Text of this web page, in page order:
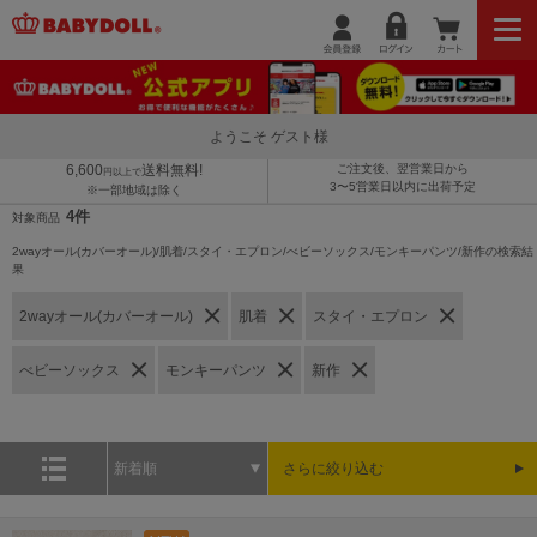
ようこそ ゲスト様
6,600 円以上で送料無料!
※一部地域は除く
ご注文後、翌営業日から
3〜5営業日以内に出荷予定
対象商品 4件
2wayオール(カバーオール)/肌着/スタイ・エプロン/べビーソックス/モンキーパンツ/新作の検索結
果
2wayオール(カバーオール) 肌着 スタイ・エプロン
べビーソックス モンキーパンツ 新作
新着順 さらに絞り込む